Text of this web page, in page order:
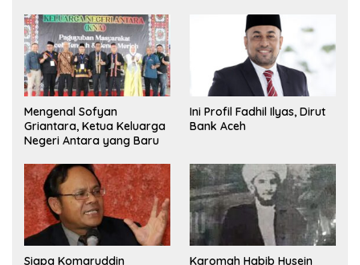
Mengenal Sofyan
Griantara, Ketua Keluarga
Negeri Antara yang Baru
Ini Profil Fadhil Ilyas, Dirut
Bank Aceh
Siapa Komaruddin
Karomah Habib Husein